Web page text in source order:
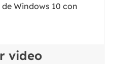
Windows 10 con
video